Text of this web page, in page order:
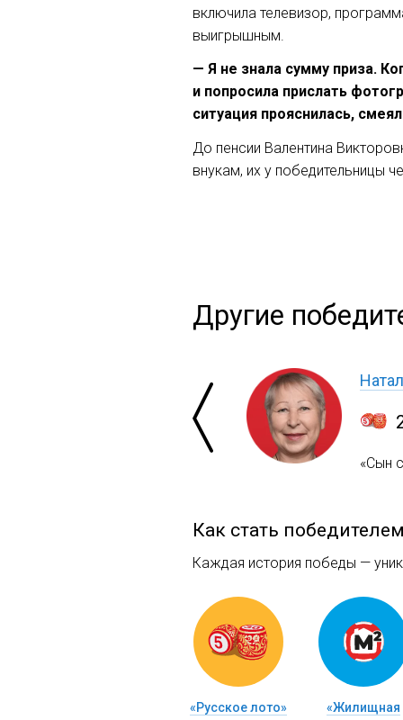
включила телевизор,
выигрышным.
— Я не знала сумму приза.
и попросила прислать
ситуация прояснилась,
До пенсии Валентина
внукам, их у победительницы
Другие
«Сын
Как стать
Каждая история победы —
«Русское лото»
«Жилищная